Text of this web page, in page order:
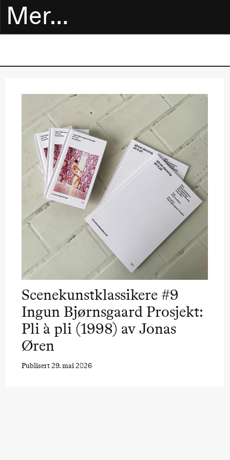
Mer…
Bokhandel
Utvidet program
Om oss
Praktisk
informasjon
Arkivet
Scenekunstklassikere #9
Ingun Bjørnsgaard Prosjekt:
Pli à pli (1998) av Jonas
Øren
Publisert 29. mai 2026